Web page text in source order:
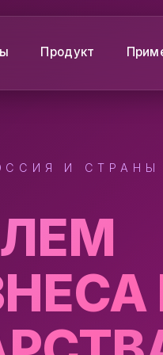
Продукт
И